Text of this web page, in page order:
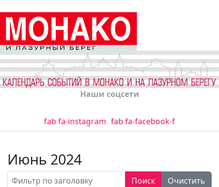
Наши соцсети
fab fa-instagram fab fa-facebook-f
Июнь 2024
Фильтр по заголовку Поиск
Очистить